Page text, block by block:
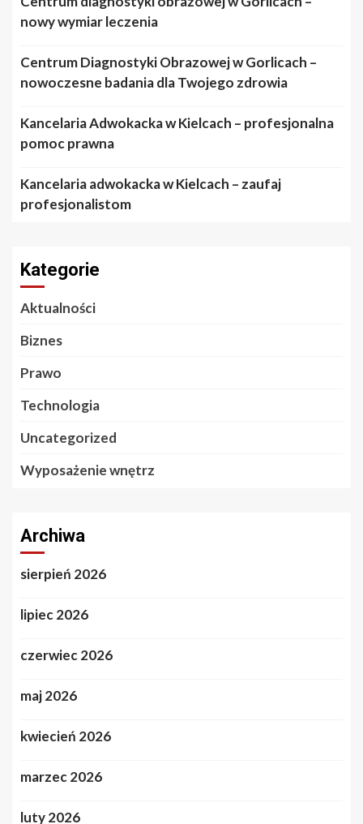
nowy wymiar leczenia
Centrum Diagnostyki Obrazowej w Gorlicach –
nowoczesne badania dla Twojego zdrowia
Kancelaria Adwokacka w Kielcach – profesjonalna
pomoc prawna
Kancelaria adwokacka w Kielcach – zaufaj
profesjonalistom
Kategorie
Aktualności
Biznes
Prawo
Technologia
Uncategorized
Wyposażenie wnętrz
Archiwa
sierpień 2026
lipiec 2026
czerwiec 2026
maj 2026
kwiecień 2026
marzec 2026
luty 2026